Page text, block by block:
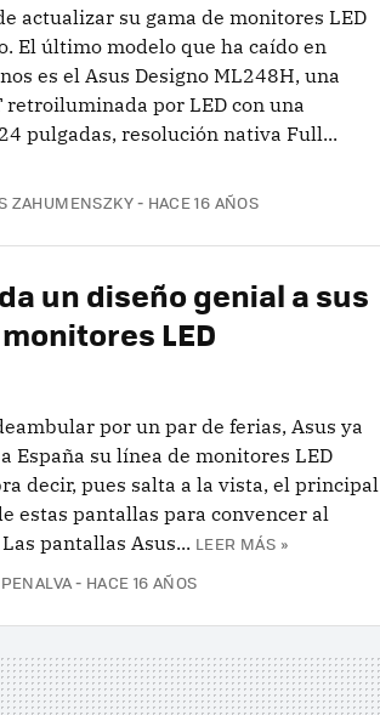
actualizar su gama de monitores LED
El último modelo que ha caído en
es el Asus Designo ML248H, una
retroiluminada por LED con una
pulgadas, resolución nativa Full...
ZAHUMENSZKY HACE 16 AÑOS
un diseño genial a sus
LED
por un par de ferias, Asus ya
España su línea de monitores LED
decir, pues salta a la vista, el principal
estas pantallas para convencer al
pantallas Asus... LEER MÁS »
HACE 16 AÑOS